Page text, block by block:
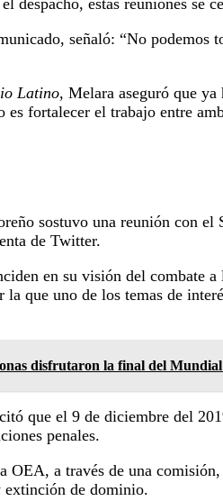
despacho, estas reuniones se
señaló: “No podemos
Latino, Melara aseguró que
fortalecer el trabajo entre
sostuvo una reunión con
de Twitter.
en su visión del combate
la que uno de los temas de
disfrutaron la final del Mundial
citó que el 9 de diciembre del
penales.
a través de una
extinción de dominio.